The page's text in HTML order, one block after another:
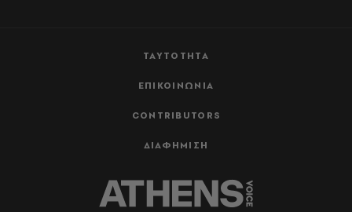
ΤΑΥΤΟΤΗΤΑ
ΕΠΙΚΟΙΝΩΝΙΑ
CONTRIBUTORS
ΔΙΑΦΗΜΙΣΗ